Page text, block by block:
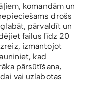
komandām un
drošs
pārvaldīt un
failus līdz 20
izmantojot
kad
pārsūtīšana,
vai uzlabotas